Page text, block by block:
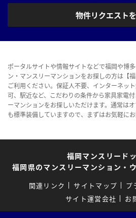
物件リクエスト
ポータルサイトや情報サイトなどで福岡や博
ン・マンスリーマンションをお探しの方は【
ご利用ください。保証人不要、インターネッ
可、駅近など、こだわりの条件から家具家電
ーマンションをお探しいただけます。通常は
も標準装備していますので、まずはお気軽にお
福岡マンスリード
福岡県のマンスリーマンション・
関連リンク サイトマップ
プ
サイト運営会社
お